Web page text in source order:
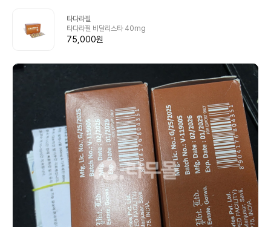
타다라필
타다라필 비달리스타 40mg
75,000원